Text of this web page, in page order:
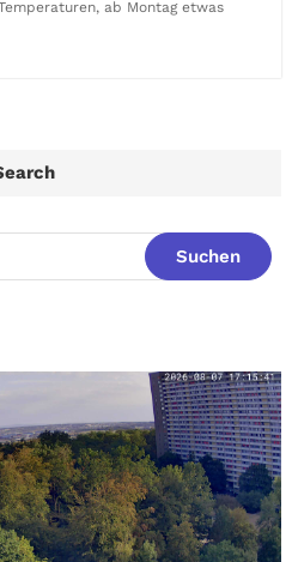
ab Montag etwas